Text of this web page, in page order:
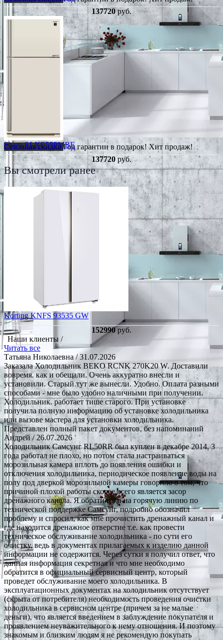
137720руб.
Сезонная скидкаГод гарантии в подарок!Хит продаж!
Sharp SJ-XE55PMBE
137720 руб.
Вы смотрели ранее
Korting KNFS 93535 GW
152990руб.
Наши клиенты /
Читать все
Татьяна Николаевна/ 31.07.2026
Заказала Холодильник BEKO RCNK 270K20 W. Доставили
вовремя. как и обещали. Очень аккуратно внесли и
установили. Старый тут же вынесли. Удобно. Оплата разными
способами - мне было удобно наличными при получении.
Холодильник. работает тише старого. При установке
получила полную информацию об установке холодильника
или вызове мастера для установки холодильника.
Представлен полный пакет документов, без напоминаний
Андрей/ 26.07.2026
Холодильник Самсунг RL50RR был куплен в декабре 2014, 3
года работал не плохо, но потом стала настраиваться
морозильная камера вплоть до появления ошибки и
отключения холодильника, периодическое появление воды на
полу под дверкой морозильной камеры говорило о том, что
причиной плохой работы скорее всего является засор
дренажного канала. Я обратился в на горячую линию по
технической поддержке Самсунг, подробно обозначил
проблему и спросил, как мне прочистить дренажный канал и
где находится дренажное отверстие т.е. как провести
техническое обслуживание холодильника - по сути его
очистку, ведь в документах прилагаемых к изделию данной
информации не содержится. Через сутки я получил ответ, что
данная информация секретная и что мне необходимо
обратится в официальный сервисный центр, который
проведет обслуживание моего холодильника. В
эксплуатационных документах на холодильник отсутствует
(скрыта от потребителя) необходимость проведения очистки
холодильника в сервисном центре (причем за не малые
деньги), что является введением в заблуждение покупателя и
проявлением неуважительного к нему отношения. И поэтому
знакомым и близким людям я не рекомендую покупать